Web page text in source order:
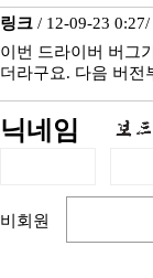
링크 / 12-09-23 0:27/
이번 드라이버 버그
더라구요. 다음 버전
닉네임
비회원